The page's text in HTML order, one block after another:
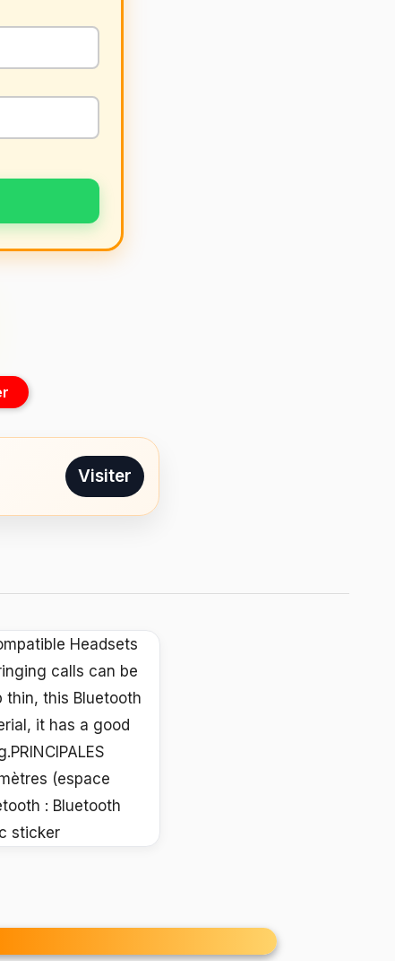
Visiter
Headsets
calls can be
thin, this Bluetooth
it has a good
(espace
: Bluetooth
sticker